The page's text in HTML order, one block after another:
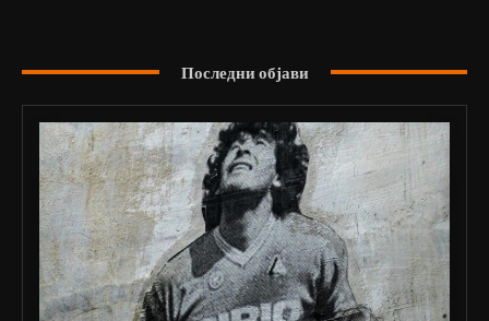
Последни објави